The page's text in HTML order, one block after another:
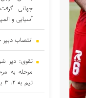
جهانی
آسیایی و
انتصاب
تقوی: دیر
مرحله به
تیم به ۲، ۳ بازیکن دیگر نیاز داریم